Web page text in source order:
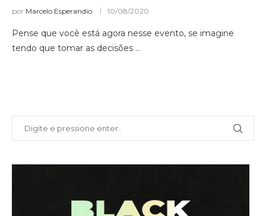
por Marcelo Esperandio 10/08/2020
Pense que você está agora nesse evento, se imagine
tendo que tomar as decisões …